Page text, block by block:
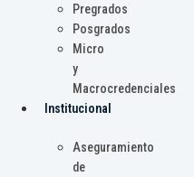
Pregrados
Posgrados
Micro
y
Macrocredenciales
Institucional
Aseguramiento
de